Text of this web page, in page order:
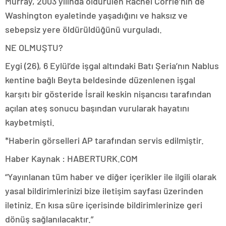
Washington eyaletinde yaşadığını ve haksız ve
sebepsiz yere öldürüldüğünü vurguladı.
NE OLMUŞTU?
Eygi (26), 6 Eylül’de işgal altındaki Batı Şeria’nın Nablus
kentine bağlı Beyta beldesinde düzenlenen işgal
karşıtı bir gösteride İsrail keskin nişancısı tarafından
açılan ateş sonucu başından vurularak hayatını
kaybetmişti.
*Haberin görselleri AP tarafından servis edilmiştir.
Haber Kaynak : HABERTURK.COM
“Yayınlanan tüm haber ve diğer içerikler ile ilgili olarak
yasal bildirimlerinizi bize iletişim sayfası üzerinden
iletiniz. En kısa süre içerisinde bildirimlerinize geri
dönüş sağlanılacaktır.”